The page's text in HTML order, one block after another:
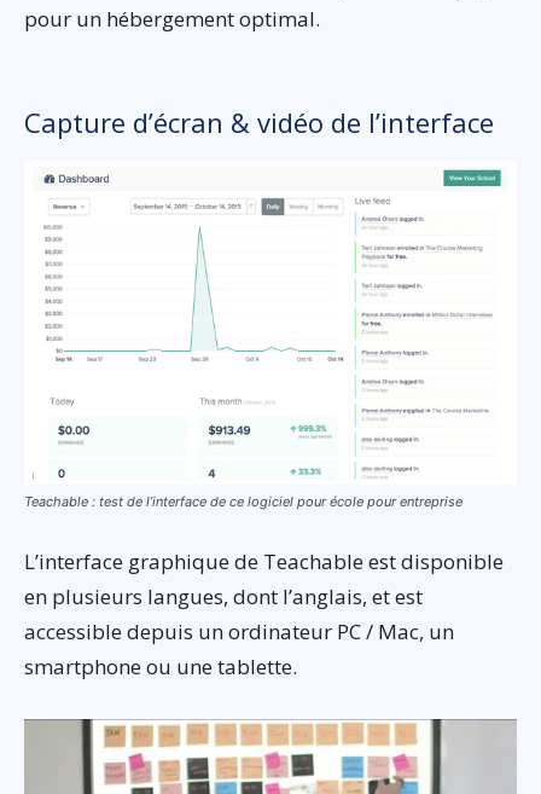
pour un hébergement optimal.
Capture d’écran & vidéo de l’interface
Teachable : test de l’interface de ce logiciel pour école pour entreprise
L’interface graphique de Teachable est disponible
en plusieurs langues, dont l’anglais, et est
accessible depuis un ordinateur PC / Mac, un
smartphone ou une tablette.